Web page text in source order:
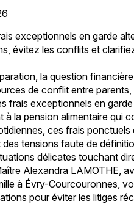
exceptionnels en garde
évitez les conflits et
la question
de conflit entre
frais exceptionnels en
à la pension alimentaire qui
ces frais ponctuels
des tensions faute de
délicates touchant
Alexandra LAMOTHE,
à Évry-Courcouronnes,
pour éviter les litiges